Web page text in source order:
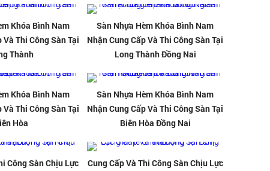
Khóa Bình Nam
Và Thi Công Sàn Tại
Thành
Sàn Nhựa Hèm Khóa Bình Nam
Nhận Cung Cấp Và Thi Công Sàn Tại
Long Thành Đồng Nai
Khóa Bình Nam
Và Thi Công Sàn Tại
Hòa
Sàn Nhựa Hèm Khóa Bình Nam
Nhận Cung Cấp Và Thi Công Sàn Tại
Biên Hòa Đồng Nai
Công Sàn Chịu Lực
Cung Cấp Và Thi Công Sàn Chịu Lực